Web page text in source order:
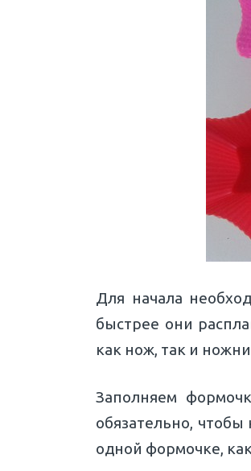
Для начала
быстрее они
как нож, так и
Заполняем
обязательно,
одной формочке,